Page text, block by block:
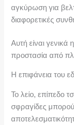
αγκύρωση για
διαφορετικές
Αυτή είναι γενικά
προστασία από
Η επιφάνεια του
Το λείο, επίπεδο
σφραγίδες